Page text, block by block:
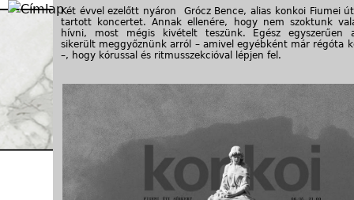
Jump to navigation
Két évvel ezelőtt nyáron Grócz Bence, alias konkoi Fiumei
tartott koncertet. Annak ellenére, hogy nem szoktunk
hívni, most mégis kivételt teszünk. Egész egyszerűen
sikerült meggyőznünk arról – amivel egyébként már régóta
–, hogy kórussal és ritmusszekcióval lépjen fel.